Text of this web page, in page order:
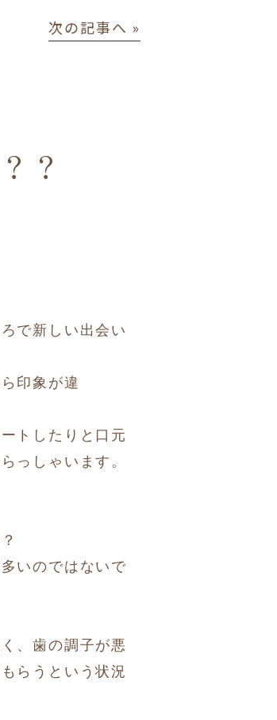
次の記事へ »
？
で新しい出会い
印象が違
トしたりと口元
っしゃいます。
いのではないで
、歯の調子が悪
らうという状況